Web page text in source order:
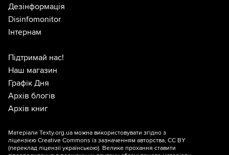
Дезінформація
Disinfomonitor
Інтернам
Підтримай нас!
Наш магазин
Графік Дня
Архів блогів
Архів книг
Матеріали Texty.org.ua можна використовувати згідно з
ліцензією Creative Commons із зазначенням авторства, CC BY
(переклад ліцензії українською). Велике прохання ставити